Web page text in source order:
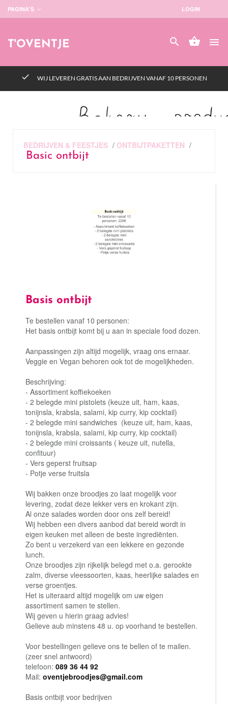
PAGINA'S LOGIN
T'OVENTJE 


check WIJ LEVEREN GRATIS AAN BEDRIJVEN VANAF 10 PERSONEN
BEDRIJVEN & FEESTJES / ONTBIJTPAKETTEN /
Basic ontbijt
Basis ontbijt
Te bestellen vanaf 10 personen:
Het basis ontbijt komt bij u aan in speciale food dozen.
Aanpassingen zijn altijd mogelijk, vraag ons ernaar.
Veggie en Vegan behoren ook tot de mogelijkheden.
Beschrijving:
- Assortiment koffiekoeken
- 2 belegde mini pistolets (keuze uit, ham, kaas,
tonijnsla, krabsla, salami, kip curry, kip cocktail)
- 2 belegde mini sandwiches (keuze uit, ham, kaas,
tonijnsla, krabsla, salami, kip curry, kip cocktail)
- 2 belegde mini croissants ( keuze uit, nutella,
confituur)
- Vers geperst fruitsap
- Potje verse fruitsla
Wij bakken onze broodjes zo laat mogelijk voor
levering, zodat deze lekker vers en krokant zijn.
Al onze salades worden door ons zelf bereid!
Wij hebben een divers aanbod dat bereid wordt in
eigen keuken met alleen de beste ingrediënten.
Zo bent u verzekerd van een lekkere en gezonde
lunch.
Onze broodjes zijn rijkelijk belegd met o.a. gerookte
zalm, diverse vleessoorten, kaas, heerlijke salades en
verse groentjes.
Het is uiteraard altijd mogelijk om uw eigen
assortiment samen te stellen.
Wij geven u hierin graag advies!
Gelieve aub minstens 48 u. op voorhand te bestellen.
Voor bestellingen gelieve ons te bellen of te mailen.
(zeer snel antwoord)
telefoon: 089 36 44 92
Mail: oventjebroodjes@gmail.com
Basis ontbijt voor bedrijven